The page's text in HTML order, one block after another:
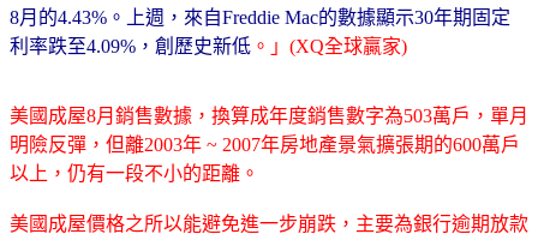
8月的4.43%。上週，來自Freddie Mac的數據顯示30年期固定
利率跌至4.09%，創歷史新低 。」(XQ全球贏家)
美國成屋8月銷售數據，換算成年度銷售數字為503萬戶，單月
明險反彈，但離2003年 ~ 2007年房地產景氣擴張期的600萬戶
以上，仍有一段不小的距離。
美國成屋價格之所以能避免進一步崩跌，主要為銀行逾期放款